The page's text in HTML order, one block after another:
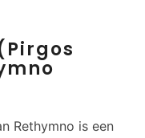
Rethymno is een